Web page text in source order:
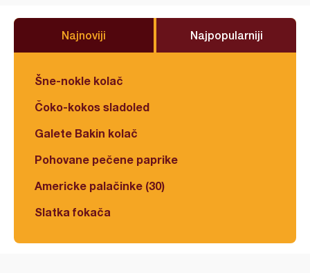
Najnoviji Najpopularniji
Šne-nokle kolač
Čoko-kokos sladoled
Galete Bakin kolač
Pohovane pečene paprike
Americke palačinke (30)
Slatka fokača